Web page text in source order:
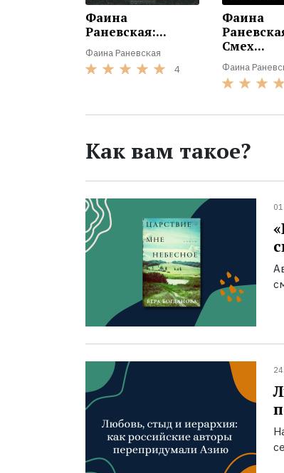
Фаина
Раневская:...
Фаина Раневская
4
Фаина
Смех...
Фаина
Как вам такое?